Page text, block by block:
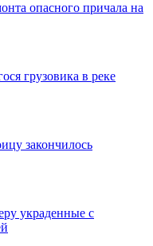
опасного причала на
грузовика в реке
закончилось
украденные с